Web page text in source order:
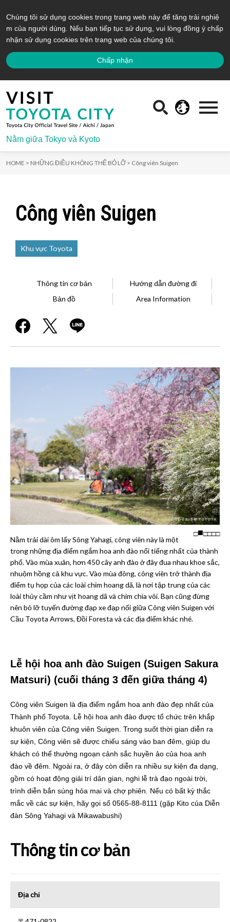
Chúng tôi sử dụng cookies trong trang web này để tăng trải nghiệ
m của người dùng. Nếu bạn tiếp tục sử dụng, vui lòng đồng ý chấp
nhận sử dụng cookies trên trang web của chúng tôi.
Chấp nhận
Nằm giữa Tokyo và Kyoto
HOME > NHỮNG ĐIỀU KHÔNG THỂ BỎ LỠ > Công viên Suigen
Công viên Suigen
Khu vực Toyota
Thông tin cơ bản
Hướng dẫn đường đi
Bản đồ
Area Information
□ □□□□
Nằm trải dài ôm lấy Sông Yahagi, công viên này là một
trong những địa điểm ngắm hoa anh đào nổi tiếng nhất của thành
phố. Vào mùa xuân, hơn 450 cây anh đào ở đây đua nhau khoe sắc,
nhuộm hồng cả khu vực. Vào mùa đông, công viên trở thành địa
điểm tụ họp của các loài chim hoang dã, là nơi tập trung của các
loài thủy cầm như vịt hoang dã và chim chìa vôi. Bạn cũng đừng
nên bỏ lỡ tuyến đường đạp xe đạp nối giữa Công viên Suigen với
Cầu Toyota Arrows, Đồi Foresta và các địa điểm khác nhé.
Lễ hội hoa anh đào Suigen (Suigen Sakura
Matsuri) (cuối tháng 3 đến giữa tháng 4)
Công viên Suigen là địa điểm ngắm hoa anh đào đẹp nhất của
Thành phố Toyota. Lễ hội hoa anh đào được tổ chức trên khắp
khuôn viên của Công viên Suigen. Trong suốt thời gian diễn ra
sự kiện, Công viên sẽ được chiếu sáng vào ban đêm, giúp du
khách có thể thưởng ngoạn cảnh sắc huyền ảo của hoa anh
đào về đêm. Ngoài ra, ở đây còn diễn ra nhiều sự kiện đa dạng,
gồm có hoạt động giải trí dân gian, nghi lễ trà đạo ngoài trời,
trình diễn bắn súng hỏa mai và chợ phiên. Nếu có bất kỳ thắc
mắc về các sự kiện, hãy gọi số 0565-88-8111 (gặp Kito của Diễn
đàn Sông Yahagi và Mikawabushi)
Thông tin cơ bản
Địa chỉ